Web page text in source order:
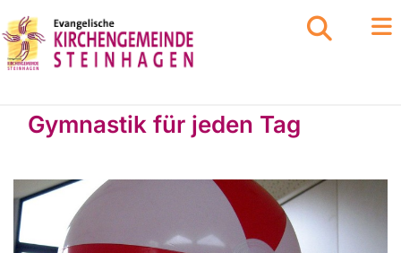
Gymnastik für jeden Tag